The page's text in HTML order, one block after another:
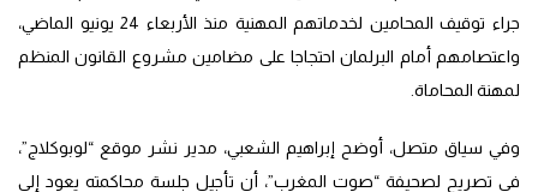
جراء توقيف المحامين لخدماتهم المهنية منذ الأربعاء 24 يونيو الماضي،
واعتصامهم أمام البرلمان احتجاجا على مضامين مشروع القانون المنظم
لمهنة المحاماة.
وفي سياق متصل، أوضح إبراهيم الشعبي، مدير نشر موقع “لوبوكلاج”،
في تصريح لصحيفة “صوت المغرب”، أن تأجيل جلسة محاكمته يعود إلى